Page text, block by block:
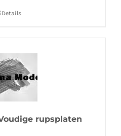
Details
rupsplaten